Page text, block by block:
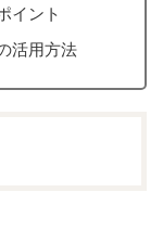
イント
活用方法